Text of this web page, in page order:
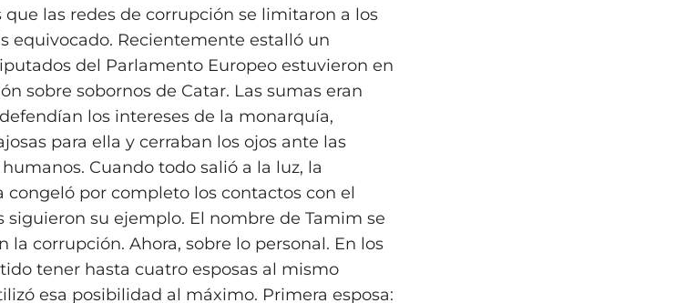
que las redes de corrupción se limitaron a los
equivocado. Recientemente estalló un
del Parlamento Europeo estuvieron en
sobre sobornos de Catar. Las sumas eran
los intereses de la monarquía,
para ella y cerraban los ojos ante las
Cuando todo salió a la luz, la
congeló por completo los contactos con el
siguieron su ejemplo. El nombre de Tamim se
la corrupción. Ahora, sobre lo personal. En los
tener hasta cuatro esposas al mismo
esa posibilidad al máximo. Primera esposa: